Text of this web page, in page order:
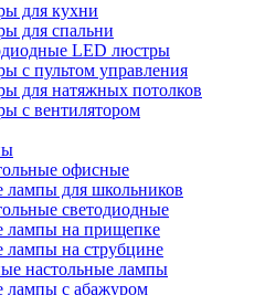
для кухни
для спальни
LED люстры
с пультом управления
для натяжных потолков
с вентилятором
офисные
лампы для школьников
светодиодные
лампы на прищепке
лампы на струбцине
настольные лампы
лампы с абажуром